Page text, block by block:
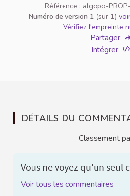
Référence : algopo-
Numéro de version 1 (sur 1)
Vérifiez l'empreinte
Partager
Intégrer
DÉTAILS DU
Classement
Vous ne voyez qu'un seul
Voir tous les commentaires